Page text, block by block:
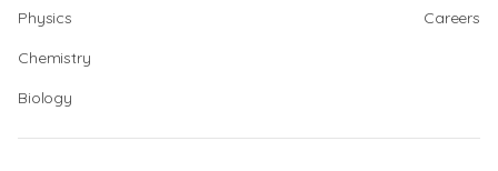
Physics
Chemistry
Biology
Careers